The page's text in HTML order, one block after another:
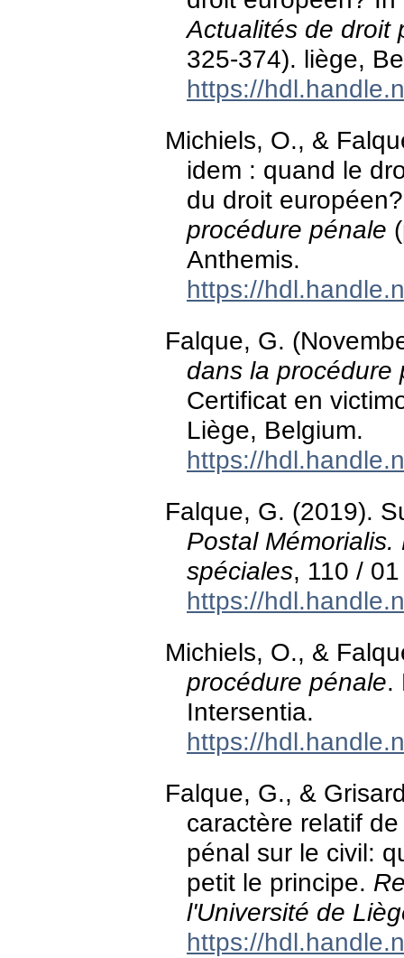
Actualités de droit
325-374). liège,
https://
Michiels, O., &
idem : quand le
du droit
procédure pénale
Anthemis.
https://
Falque, G.
dans la procédure
Certificat en
Liège, Belgium.
https://
Falque, G. (2019).
Postal
spéciales, 110 /
https://
Michiels, O., &
procédure pénale.
Intersentia.
https://
Falque, G., &
caractère relatif
pénal sur le civil:
petit le principe.
l'Université de
https://